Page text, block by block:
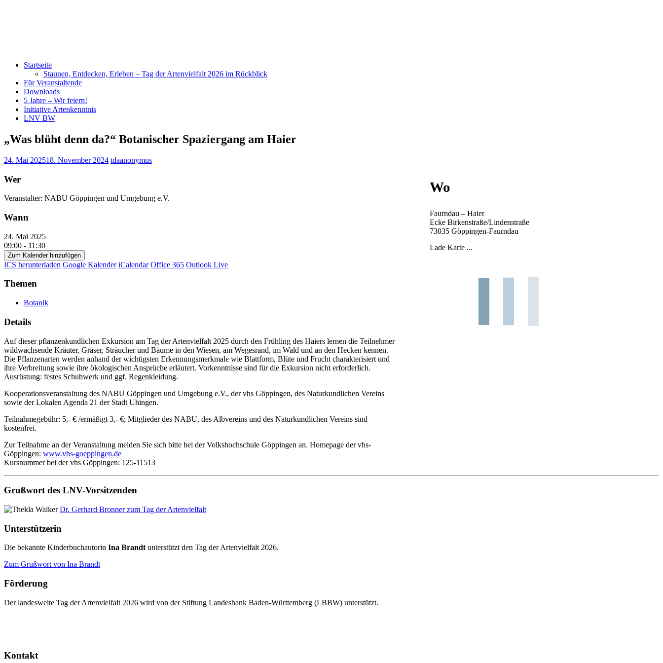
Startseite
Staunen, Entdecken, Erleben – Tag der Artenvielfalt 2026 im Rückblick
Für Veranstaltende
Downloads
5 Jahre – Wir feiern!
Initiative Artenkenntnis
LNV BW
„Was blüht denn da?“ Botanischer Spaziergang am Haier
24. Mai 202518. November 2024 tdaanonymus
Wer
Veranstalter: NABU Göppingen und Umgebung e.V.
Wann
24. Mai 2025
09:00 - 11:30
Zum Kalender hinzufügen
ICS herunterladen Google Kalender iCalendar Office 365 Outlook Live
Themen
Botanik
Details
Auf dieser pflanzenkundlichen Exkursion am Tag der Artenvielfalt 2025 durch den Frühling des Haiers lernen die Teilnehmer
wildwachsende Kräuter, Gräser, Sträucher und Bäume in den Wiesen, am Wegesrand, im Wald und an den Hecken kennen.
Die Pflanzenarten werden anhand der wichtigsten Erkennungsmerkmale wie Blattform, Blüte und Frucht charakterisiert und
ihre Verbreitung sowie ihre ökologischen Ansprüche erläutert. Vorkenntnisse sind für die Exkursion nicht erforderlich.
Ausrüstung: festes Schuhwerk und ggf. Regenkleidung.
Kooperationsveranstaltung des NABU Göppingen und Umgebung e.V., der vhs Göppingen, des Naturkundlichen Vereins
sowie der Lokalen Agenda 21 der Stadt Uhingen.
Teilnahmegebühr: 5,- € /ermäßigt 3,- €; Mitglieder des NABU, des Albvereins und des Naturkundlichen Vereins sind
kostenfrei.
Zur Teilnahme an der Veranstaltung melden Sie sich bitte bei der Volkshochschule Göppingen an. Homepage der vhs-
Göppingen: www.vhs-goeppingen.de
Kursnummer bei der vhs Göppingen: 125-11513
Wo
Faurndau – Haier
Ecke Birkenstraße/Lindenstraße
73035 Göppingen-Faurndau
Lade Karte ...
Grußwort des LNV-Vorsitzenden
Dr. Gerhard Bronner zum Tag der Artenvielfalt
Unterstützerin
Die bekannte Kinderbuchautorin Ina Brandtunterstützt den Tag der Artenvielfalt 2026.
Zum Grußwort von Ina Brandt
Förderung
Der landesweite Tag der Artenvielfalt 2026 wird von der Stiftung Landesbank Baden-Württemberg (LBBW) unterstützt.
Kontakt